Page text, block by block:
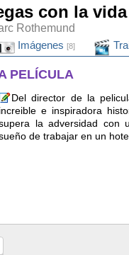
con la vida
Rothemund
Imágenes [8]
PELÍCULA
Del director de la
increible e inspiradora
la adversidad con
de trabajar en un